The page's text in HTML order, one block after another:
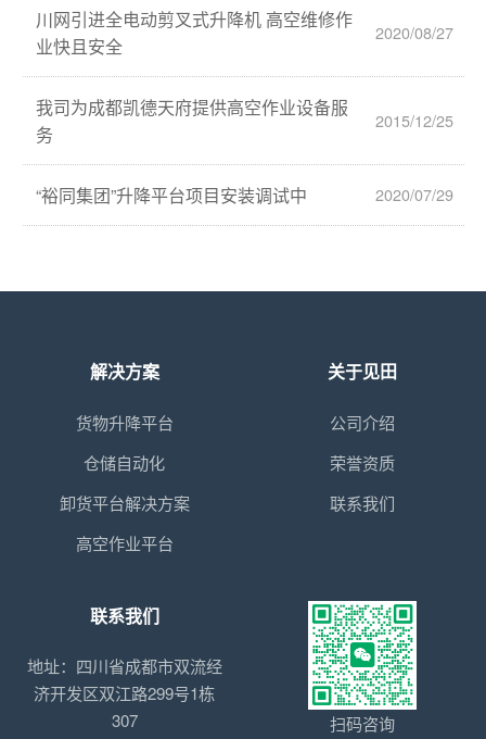
川网引进全电动剪叉式升降机 高空维修作
业快且安全
2020/08/27
我司为成都凯德天府提供高空作业设备服
务
2015/12/25
“裕同集团”升降平台项目安装调试中 2020/07/29
解决方案
货物升降平台
仓储自动化
卸货平台解决方案
高空作业平台
关于见田
公司介绍
荣誉资质
联系我们
联系我们
地址：四川省成都市双流经
济开发区双江路299号1栋
307
扫码咨询